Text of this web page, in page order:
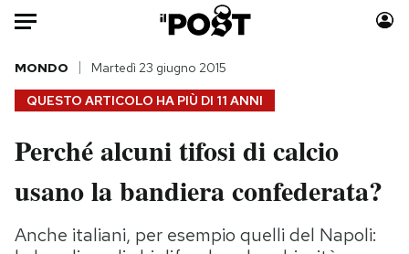
Auto
HOME
Italia
Politica
Tecnologia
Moda
Consumismi
Storie/Idee
QUESTO ARTICOLO HA PIÙ DI 11 ANNI
MONDO Martedì 23 giugno 2015
Perché alcuni tifosi di calcio
usano la bandiera confederata?
Anche italiani, per esempio quelli del Napoli: